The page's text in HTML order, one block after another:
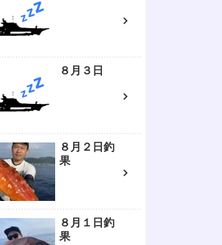
８月３日
８月２日釣
果
８月１日釣
果